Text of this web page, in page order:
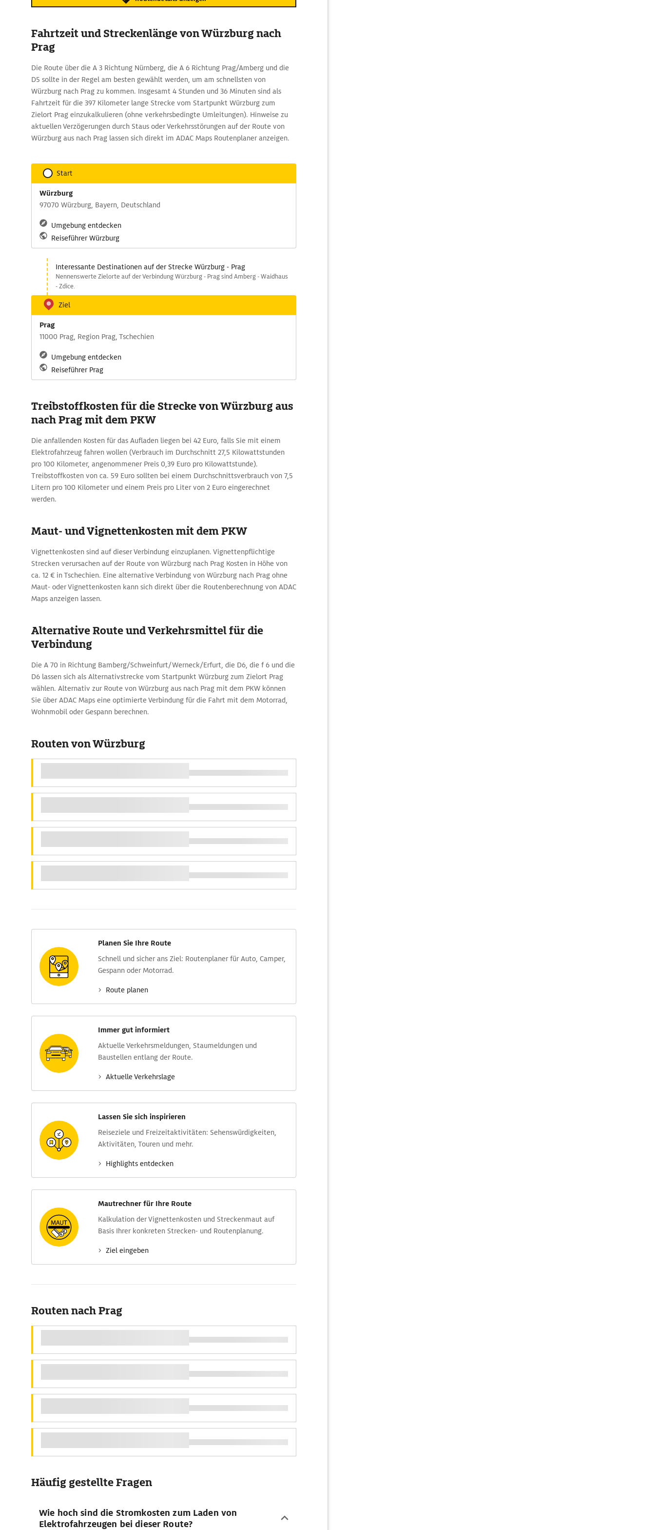
Fahrtzeit und Streckenlänge von Würzburg nach
Prag
Die Route über die A 3 Richtung Nürnberg, die A 6 Richtung Prag/Amberg und die
D5 sollte in der Regel am besten gewählt werden, um am schnellsten von
Würzburg nach Prag zu kommen. Insgesamt 4 Stunden und 36 Minuten sind als
Fahrtzeit für die 397 Kilometer lange Strecke vom Startpunkt Würzburg zum
Zielort Prag einzukalkulieren (ohne verkehrsbedingte Umleitungen). Hinweise zu
aktuellen Verzögerungen durch Staus oder Verkehrsstörungen auf der Route von
Würzburg aus nach Prag lassen sich direkt im ADAC Maps Routenplaner anzeigen.
Start
Würzburg
97070 Würzburg, Bayern, Deutschland
Umgebung entdecken
Reiseführer Würzburg
Interessante Destinationen auf der Strecke Würzburg - Prag
Nennenswerte Zielorte auf der Verbindung Würzburg - Prag sind Amberg - Waidhaus
- Zdice.
Ziel
Prag
11000 Prag, Region Prag, Tschechien
Umgebung entdecken
Reiseführer Prag
Treibstoffkosten für die Strecke von Würzburg aus
nach Prag mit dem PKW
Die anfallenden Kosten für das Aufladen liegen bei 42 Euro, falls Sie mit einem
Elektrofahrzeug fahren wollen (Verbrauch im Durchschnitt 27,5 Kilowattstunden
pro 100 Kilometer, angenommener Preis 0,39 Euro pro Kilowattstunde).
Treibstoffkosten von ca. 59 Euro sollten bei einem Durchschnittsverbrauch von 7,5
Litern pro 100 Kilometer und einem Preis pro Liter von 2 Euro eingerechnet
werden.
Maut- und Vignettenkosten mit dem PKW
Vignettenkosten sind auf dieser Verbindung einzuplanen. Vignettenpflichtige
Strecken verursachen auf der Route von Würzburg nach Prag Kosten in Höhe von
ca. 12 € in Tschechien. Eine alternative Verbindung von Würzburg nach Prag ohne
Maut- oder Vignettenkosten kann sich direkt über die Routenberechnung von ADAC
Maps anzeigen lassen.
Alternative Route und Verkehrsmittel für die
Verbindung
Die A 70 in Richtung Bamberg/Schweinfurt/Werneck/Erfurt, die D6, die f 6 und die
D6 lassen sich als Alternativstrecke vom Startpunkt Würzburg zum Zielort Prag
wählen. Alternativ zur Route von Würzburg aus nach Prag mit dem PKW können
Sie über ADAC Maps eine optimierte Verbindung für die Fahrt mit dem Motorrad,
Wohnmobil oder Gespann berechnen.
Routen von Würzburg
Planen Sie Ihre Route
Schnell und sicher ans Ziel: Routen­planer für Auto, Camper,
Gespann oder Motorrad.
Route planen
Immer gut informiert
Aktuelle Verkehrs­meldungen, Stau­meldungen und
Baustellen entlang der Route.
Aktuelle Verkehrs­lage
Lassen Sie sich inspirieren
Reise­ziele und Freizeit­aktivitäten: Sehens­würdig­keiten,
Aktivitäten, Touren und mehr.
Highlights entdecken
Mautrechner für Ihre Route
Kalkulation der Vignettenkosten und Streckenmaut auf
Basis Ihrer konkreten Strecken- und Routenplanung.
Ziel eingeben
Routen nach Prag
Häufig gestellte Fragen
Wie hoch sind die Stromkosten zum Laden von
Elektrofahrzeugen bei dieser Route?